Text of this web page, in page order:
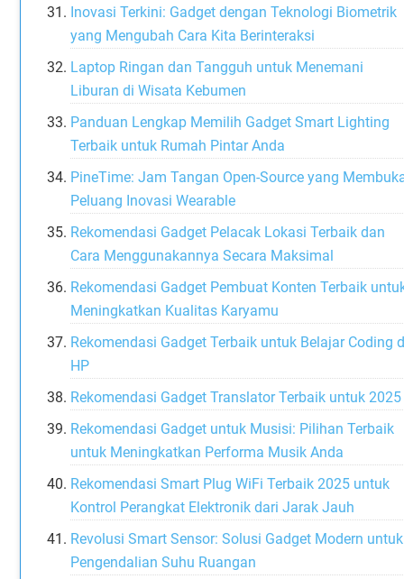
Inovasi Terkini: Gadget dengan Teknologi Biometrik
yang Mengubah Cara Kita Berinteraksi
Laptop Ringan dan Tangguh untuk Menemani
Liburan di Wisata Kebumen
Panduan Lengkap Memilih Gadget Smart Lighting
Terbaik untuk Rumah Pintar Anda
PineTime: Jam Tangan Open-Source yang
Peluang Inovasi Wearable
Rekomendasi Gadget Pelacak Lokasi Terbaik dan
Cara Menggunakannya Secara Maksimal
Rekomendasi Gadget Pembuat Konten Terbaik
Meningkatkan Kualitas Karyamu
Rekomendasi Gadget Terbaik untuk Belajar Coding
HP
Rekomendasi Gadget Translator Terbaik untuk 2025
Rekomendasi Gadget untuk Musisi: Pilihan Terbaik
untuk Meningkatkan Performa Musik Anda
Rekomendasi Smart Plug WiFi Terbaik 2025 untuk
Kontrol Perangkat Elektronik dari Jarak Jauh
Revolusi Smart Sensor: Solusi Gadget Modern untuk
Pengendalian Suhu Ruangan